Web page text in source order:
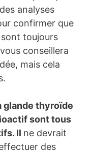
analyses
confirmer que
toujours
conseillera
mais cela
glande thyroïde
sont tous
Il ne devrait
des